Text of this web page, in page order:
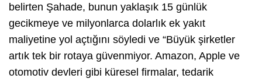
belirten Şahade, bunun yaklaşık 15 günlük
gecikmeye ve milyonlarca dolarlık ek yakıt
maliyetine yol açtığını söyledi ve “Büyük şirketler
artık tek bir rotaya güvenmiyor. Amazon, Apple ve
otomotiv devleri gibi küresel firmalar, tedarik